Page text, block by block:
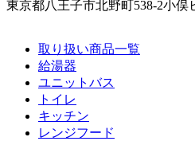
東京都八王子市北野町538-2小俣
取り扱い商品一覧
給湯器
ユニットバス
トイレ
キッチン
レンジフード